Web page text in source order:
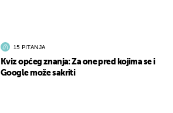
15 PITANJA
Kviz općeg znanja: Za one pred kojima se i
Google može sakriti